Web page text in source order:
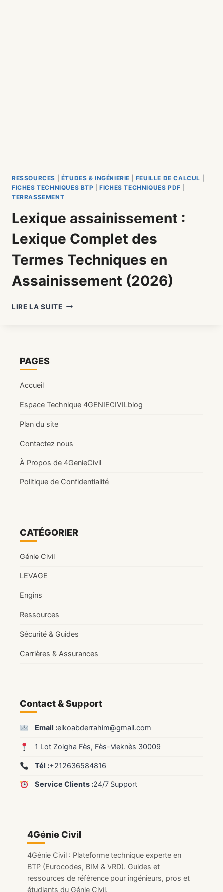
RESSOURCES ÉTUDES & INGÉNIERIE FEUILLE DE CALCUL
FICHES TECHNIQUES BTP |FICHES TECHNIQUES PDF
TERRASSEMENT
Lexique assainissement :
Lexique Complet des
Termes Techniques en
Assainissement (2026)
LIRE LA SUITELEXIQUE
(2026)
4Génie Civil
4Génie Civil : Plateforme technique experte en
BTP (Eurocodes, BIM & VRD). Guides et
ressources de référence pour ingénieurs, pros et
étudiants du Génie Civil.
Contact & Support
Email :elkoabderrahim@gmail.com
1 Lot Zoigha Fès, Fès-Meknès 30009
Tél :+212636584816
Service Clients :24/7 Support
CATÉGORIER
Génie Civil
LEVAGE
Engins
Ressources
Sécurité & Guides
Carrières & Assurances
PAGES
Accueil
Espace Technique 4GENIECIVILblog
Plan du site
Contactez nous
À Propos de 4GenieCivil
Politique de Confidentialité